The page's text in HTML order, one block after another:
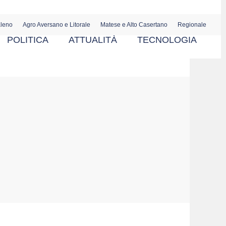
Agro Aversano e Litorale Matese e Alto Casertano Regionale
POLITICA ATTUALITÀ TECNOLOGIA